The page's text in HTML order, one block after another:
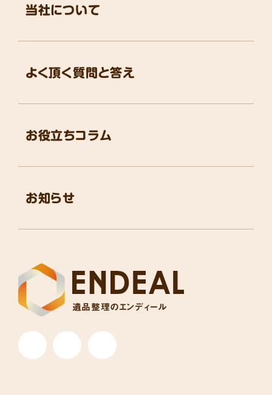
遺品整理のエンディール
お役立ちコラム
よく頂く質問と答え
お知らせ
当社について